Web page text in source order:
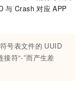
与 Crash 对应 APP
号表文件的 UUID
符“-”而产生差